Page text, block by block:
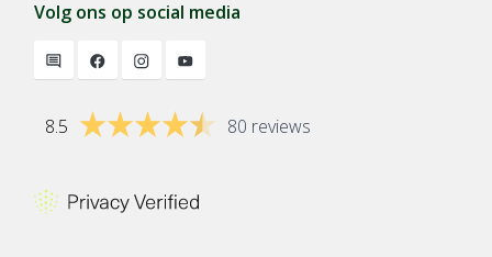
Volg ons op social media
8.5 80 reviews